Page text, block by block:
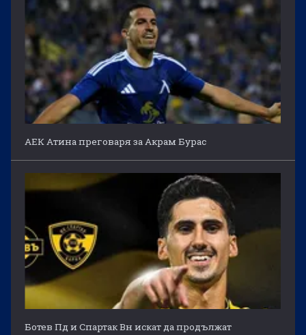
АЕК Атина преговаря за Акрам Бурас
Ботев Пд и Спартак Вн искат да продължат